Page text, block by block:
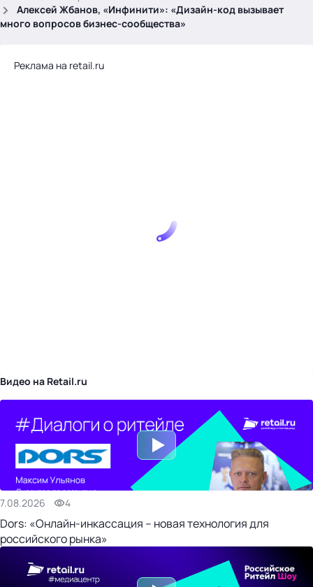
Алексей Жбанов, «Инфинити»: «Дизайн-код вызывает
много вопросов бизнес-сообщества»
Реклама на retail.ru
Видео на Retail.ru
7.08.2026 4
Dors: «Онлайн-инкассация – новая технология для
российского рынка»